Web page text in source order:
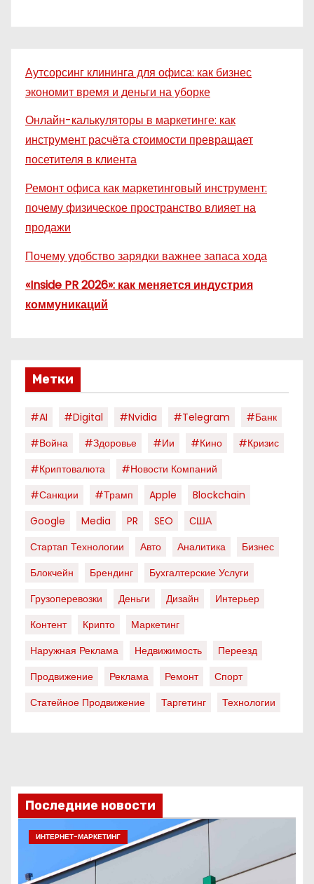
Аутсорсинг клининга для офиса: как бизнес
экономит время и деньги на уборке
Онлайн-калькуляторы в маркетинге: как
инструмент расчёта стоимости превращает
посетителя в клиента
Ремонт офиса как маркетинговый инструмент:
почему физическое пространство влияет на
продажи
Почему удобство зарядки важнее запаса хода
«Inside PR 2026»: как меняется индустрия
коммуникаций
Метки
#AI #digital #nvidia #telegram
#банк
#война
#здоровье #ии #кино
#кризис
#криптовалюта
#новости Компаний
#санкции
#трамп Apple
Blockchain
Google
Media PR SEO
США
Стартап Технологии
Авто Аналитика
Бизнес
Блокчейн
Брендинг
Бухгалтерские Услуги
Грузоперевозки
Деньги Дизайн
Интерьер
Контент
Крипто
Маркетинг
Наружная Реклама
Недвижимость
Переезд
Продвижение
Реклама Ремонт
Спорт
Статейное Продвижение
Таргетинг Технологии
Последние новости
ИНТЕРНЕТ-МАРКЕТИНГ